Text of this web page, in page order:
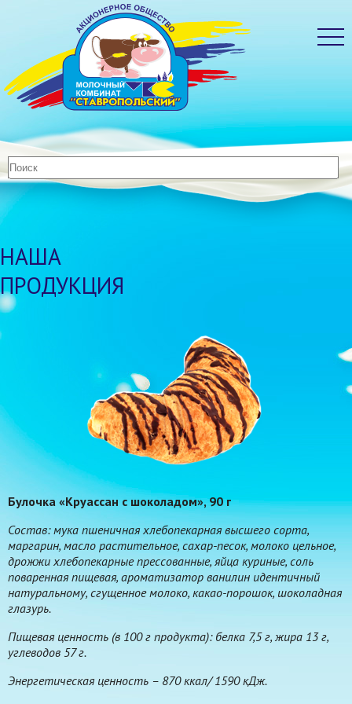
НАША
ПРОДУКЦИЯ
Булочка «Круассан с шоколадом», 90 г
Состав: мука пшеничная хлебопекарная высшего сорта,
маргарин, масло растительное, сахар-песок, молоко цельное,
дрожжи хлебопекарные прессованные, яйца куриные, соль
поваренная пищевая, ароматизатор ванилин идентичный
натуральному, сгущенное молоко, какао-порошок, шоколадная
глазурь.
Пищевая ценность (в 100 г продукта): белка 7,5 г, жира 13 г,
углеводов 57 г.
Энергетическая ценность – 870 ккал/ 1590 кДж.